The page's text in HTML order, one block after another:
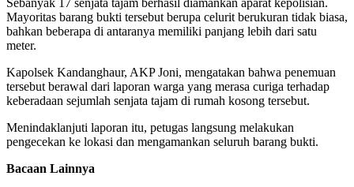
Mayoritas barang bukti tersebut berupa celurit berukuran tidak biasa,
bahkan beberapa di antaranya memiliki panjang lebih dari satu
meter.
Kapolsek Kandanghaur, AKP Joni, mengatakan bahwa penemuan
tersebut berawal dari laporan warga yang merasa curiga terhadap
keberadaan sejumlah senjata tajam di rumah kosong tersebut.
Menindaklanjuti laporan itu, petugas langsung melakukan
pengecekan ke lokasi dan mengamankan seluruh barang bukti.
Bacaan Lainnya